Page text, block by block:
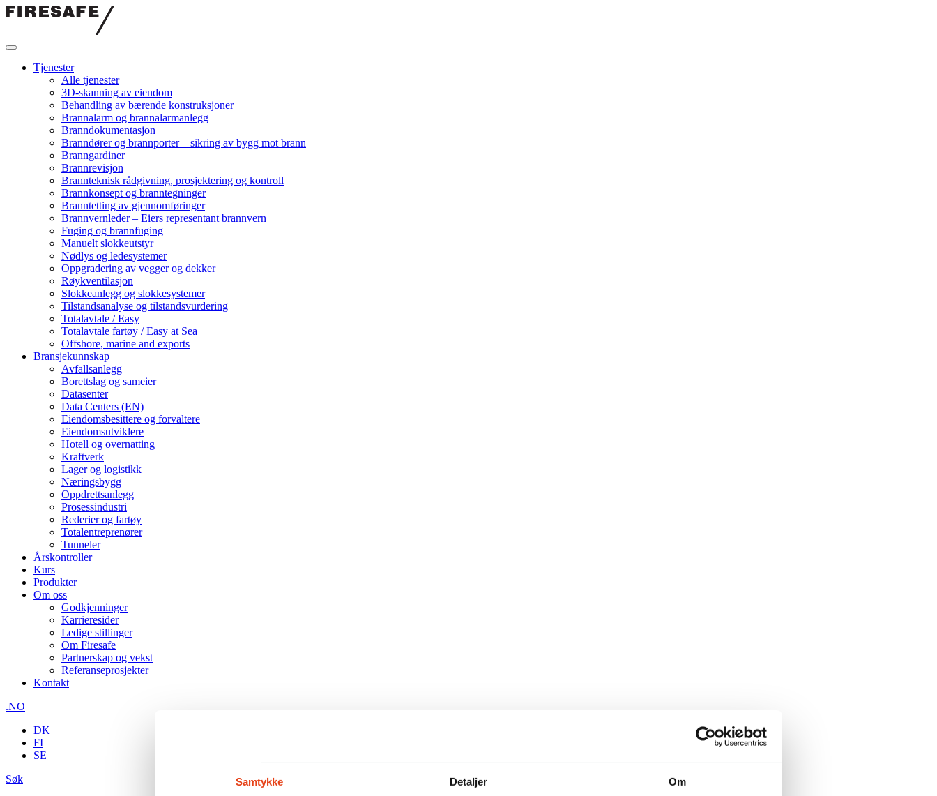
Samtykke Detaljer Om
Hopp
Firesafe
Tjenester
Alle tjenester
3D-skanning av eiendom
Behandling av bærende konstruksjoner
Brannalarm og brannalarmanlegg
Branndokumentasjon
Branndører og brannporter – sikring av bygg mot brann
Branngardiner
Brannrevisjon
Brannteknisk rådgivning, prosjektering og kontroll
Brannkonsept og branntegninger
Branntetting av gjennomføringer
Brannvernleder – Eiers representant brannvern
Fuging og brannfuging
Manuelt slokkeutstyr
Nødlys og ledesystemer
Oppgradering av vegger og dekker
Røykventilasjon
Slokkeanlegg og slokkesystemer
Tilstandsanalyse og tilstandsvurdering
Totalavtale / Easy
Totalavtale fartøy / Easy at Sea
Offshore, marine and exports
Bransjekunnskap
Avfallsanlegg
Borettslag og sameier
Datasenter
Data Centers (EN)
Eiendomsbesittere og forvaltere
Eiendomsutviklere
Hotell og overnatting
Kraftverk
Lager og logistikk
Næringsbygg
Oppdrettsanlegg
Prosessindustri
Rederier og fartøy
Totalentreprenører
Tunneler
Årskontroller
Kurs
Produkter
Om oss
Godkjenninger
Karrieresider
Ledige stillinger
Om Firesafe
Partnerskap og vekst
Referanseprosjekter
Kontakt
.NO
DK
FI
SE
Søk